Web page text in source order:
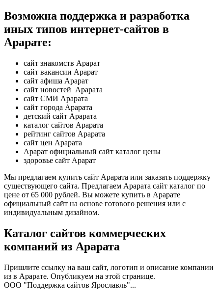
Возможна поддержка и разработка
иных типов интернет-сайтов в
Арарате:
сайт знакомств Арарат
сайт вакансии Арарат
сайт афиша Арарат
сайт новостей Арарата
сайт СМИ Арарата
сайт города Арарата
детский сайт Арарата
каталог сайтов Арарата
рейтинг сайтов Арарата
сайт цен Арарата
Арарат официальный сайт каталог цены
здоровье сайт Арарат
Мы предлагаем купить сайт Арарата или заказать поддержку
существующего сайта. Предлагаем Арарата сайт каталог по
цене от 65 000 рублей. Вы можете купить в Арарате
официальный сайт на основе готового решения или с
индивидуальным дизайном.
Каталог сайтов коммерческих
компаний из Арарата
Пришлите ссылку на ваш сайт, логотип и описание компании
из в Арарате. Опубликуем на этой странице.
ООО "Поддержка сайтов Ярославль"...